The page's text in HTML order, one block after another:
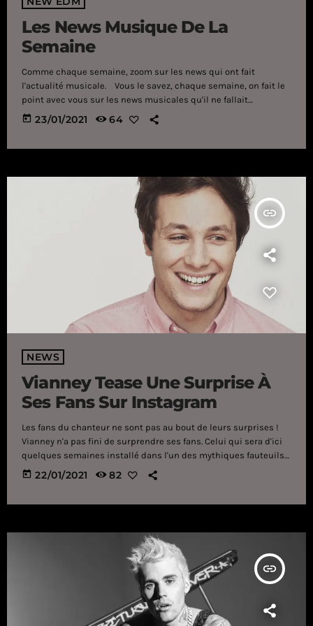
Les News Musique De La
Semaine
Comme chaque semaine, zoom sur les news qui ont fait
l'actualité musicale. Vous le savez, chaque semaine, on fait le
point avec vous sur les news musicales qu'il ne fallait
absolument pas manquer. Au programme cette fois,
l'investiture de Joe Biden, un nouveau single pour Vianney, une
today 23/01/2021 64
insert_link
NEWS
Vianney Tease Une Surprise À
Ses Fans Sur Instagram
Les fans du chanteur ne sont pas au bout de leurs surprises !
Vianney n'a pas fini de surprendre ses fans. Celui qui sera d'ici
quelques semaines installé dans l'un des mythiques fauteuils
rouges de l'émission The Voice rentre à peine de deux semaines
d'exil pour les besoin de l'Emission Rendez-Vous en Terre
today 22/01/2021 82
insert_link